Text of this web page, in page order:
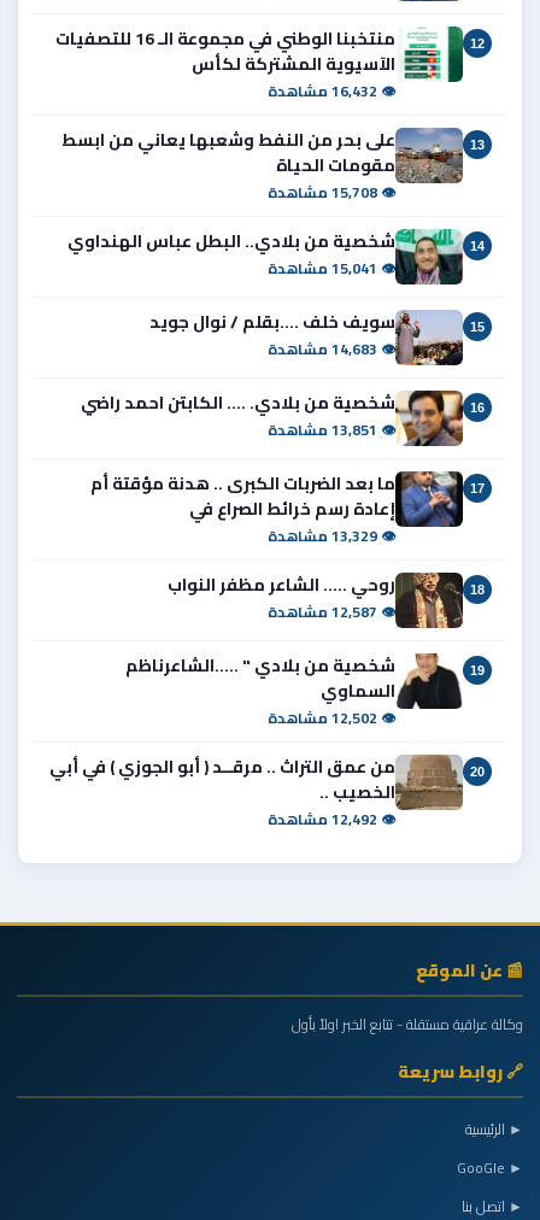
12
منتخبنا الوطني في مجموعة الـ 16 للتصفيات
الآسيوية المشتركة لكأس
👁 16,432 مشاهدة
13
على بحر من النفط وشعبها يعاني من ابسط
مقومات الحياة
👁 15,708 مشاهدة
14 شخصية من بلادي.. البطل عباس الهنداوي
👁 15,041 مشاهدة
15 سويف خلف ....بقلم / نوال جويد
👁 14,683 مشاهدة
16 شخصية من بلادي. .... الكابتن احمد راضي
👁 13,851 مشاهدة
17
ما بعد الضربات الكبرى .. هدنة مؤقتة أم
إعادة رسم خرائط الصراع في
👁 13,329 مشاهدة
18 روحي ..... الشاعر مظفر النواب
👁 12,587 مشاهدة
19
شخصية من بلادي " .....الشاعرناظم
السماوي
👁 12,502 مشاهدة
20
من عمق التراث .. مرقــد ( أبو الجوزي ) في أبي
الخصيب ..
👁 12,492 مشاهدة
📰 عن الموقع
وكالة عراقية مستقلة - تتابع الخبر اولاً بأول
🔗 روابط سريعة
► الرئيسية
► GooGle
► اتصل بنا